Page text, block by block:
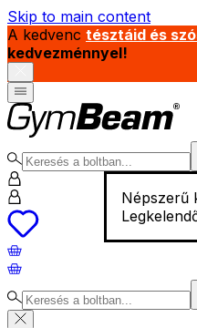
Skip to main content
A kedvenc tésztáid és
kedvezménnyel!
Népszerű